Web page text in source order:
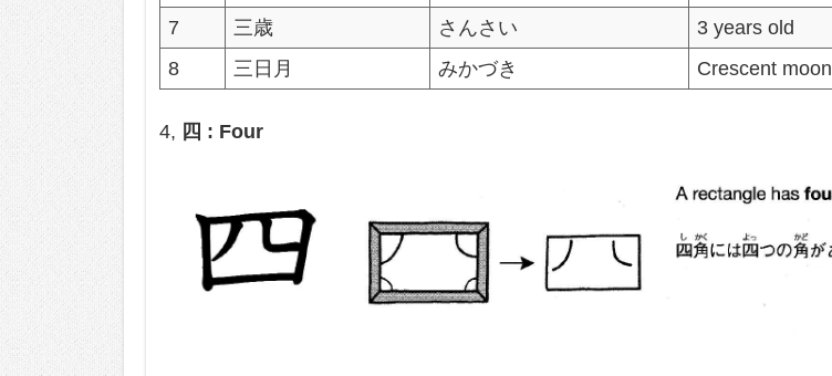
7
三歳 さんさい
3 years old
8
三日月 みかづき Crescent moon
4, 四 : Four